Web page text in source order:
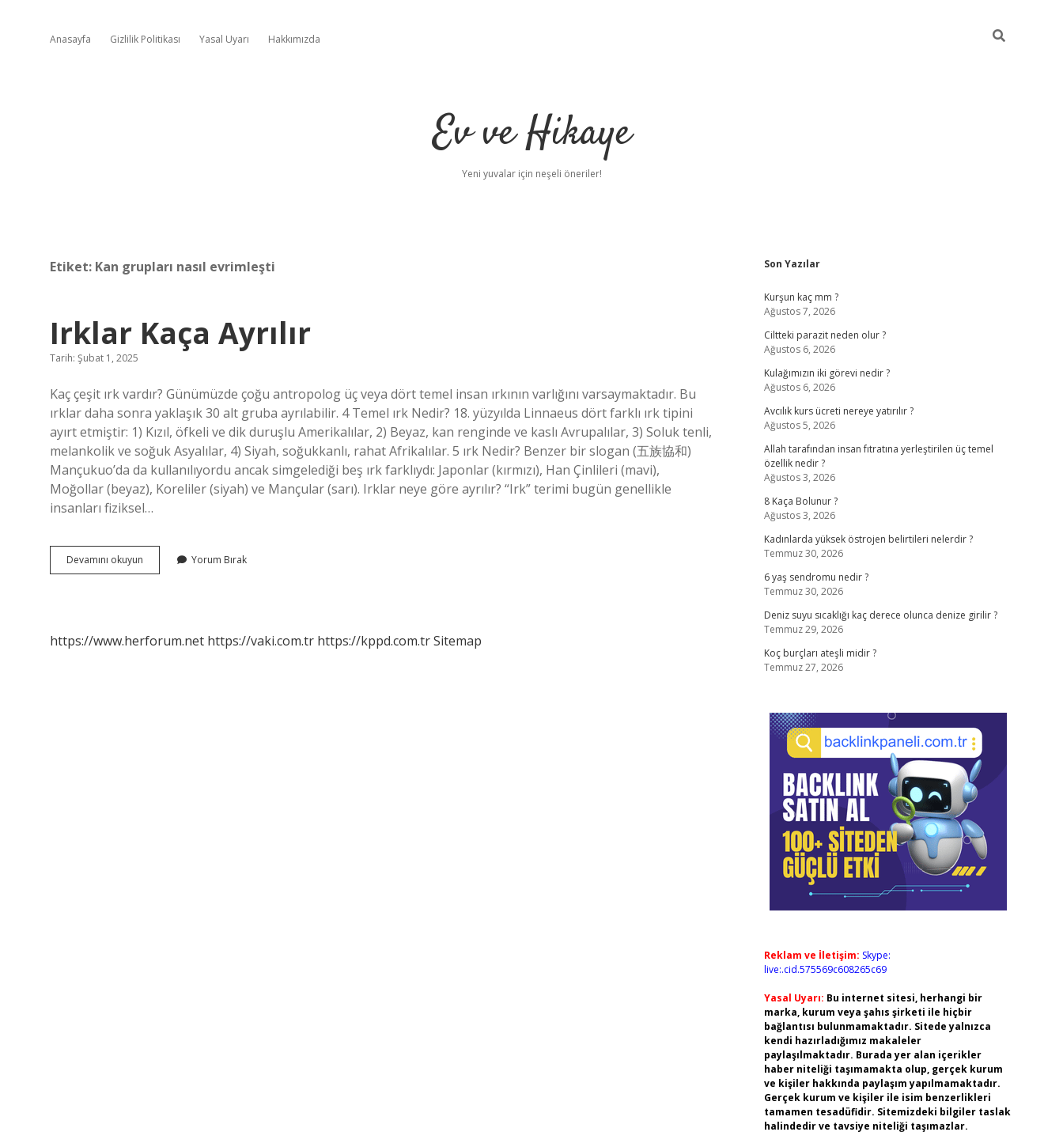
Anasayfa Gizlilik Politikası Yasal Uyarı Hakkımızda
Ev ve Hikaye
Yeni yuvalar için neşeli öneriler!
Etiket: Kan grupları nasıl evrimleşti
Irklar Kaça Ayrılır
Tarih: Şubat 1, 2025
Kaç çeşit ırk vardır? Günümüzde çoğu antropolog üç veya dört temel insan ırkının varlığını varsaymaktadır. Bu
ırklar daha sonra yaklaşık 30 alt gruba ayrılabilir. 4 Temel ırk Nedir? 18. yüzyılda Linnaeus dört farklı ırk tipini
ayırt etmiştir: 1) Kızıl, öfkeli ve dik duruşlu Amerikalılar, 2) Beyaz, kan renginde ve kaslı Avrupalılar, 3) Soluk tenli,
melankolik ve soğuk Asyalılar, 4) Siyah, soğukkanlı, rahat Afrikalılar. 5 ırk Nedir? Benzer bir slogan (五族協和)
Mançukuo’da da kullanılıyordu ancak simgelediği beş ırk farklıydı: Japonlar (kırmızı), Han Çinlileri (mavi),
Moğollar (beyaz), Koreliler (siyah) ve Mançular (sarı). Irklar neye göre ayrılır? “Irk” terimi bugün genellikle
insanları fiziksel…
Devamını okuyun
Kaça
Yorum Bırak
https://www.herforum.net https://vaki.com.tr https://kppd.com.trSitemap
Sidebar
Son Yazılar
Kurşun kaç mm ?
Ağustos 7, 2026
Ciltteki parazit neden olur ?
Ağustos 6, 2026
Kulağımızın iki görevi nedir ?
Ağustos 6, 2026
Avcılık kurs ücreti nereye yatırılır ?
Ağustos 5, 2026
Allah tarafından insan fıtratına yerleştirilen üç temel
özellik nedir ?
Ağustos 3, 2026
8 Kaça Bolunur ?
Ağustos 3, 2026
Kadınlarda yüksek östrojen belirtileri nelerdir ?
Temmuz 30, 2026
6 yaş sendromu nedir ?
Temmuz 30, 2026
Deniz suyu sıcaklığı kaç derece olunca denize girilir ?
Temmuz 29, 2026
Koç burçları ateşli midir ?
Temmuz 27, 2026
Reklam ve İletişim: Skype:
live:.cid.575569c608265c69
Yasal Uyarı: Bu internet sitesi, herhangi bir
marka, kurum veya şahıs şirketi ile hiçbir
bağlantısı bulunmamaktadır. Sitede yalnızca
kendi hazırladığımız makaleler
paylaşılmaktadır. Burada yer alan içerikler
haber niteliği taşımamakta olup, gerçek kurum
ve kişiler hakkında paylaşım yapılmamaktadır.
Gerçek kurum ve kişiler ile isim benzerlikleri
tamamen tesadüfidir. Sitemizdeki bilgiler taslak
halindedir ve tavsiye niteliği taşımazlar.